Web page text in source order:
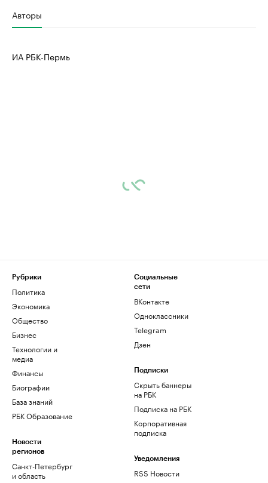
Авторы
ИА РБК-Пермь
Рубрики
Политика
Экономика
Общество
Бизнес
Технологии и
медиа
Финансы
Биографии
База знаний
РБК Образование
Новости
регионов
Санкт-Петербург
и область
Социальные
сети
ВКонтакте
Одноклассники
Telegram
Дзен
Подписки
Скрыть баннеры
на РБК
Подписка на РБК
Корпоративная
подписка
Уведомления
RSS Новости